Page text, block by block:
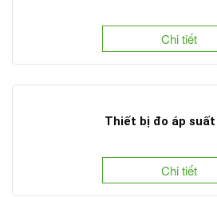
Chi tiết
Thiết bị đo áp suất
Chi tiết